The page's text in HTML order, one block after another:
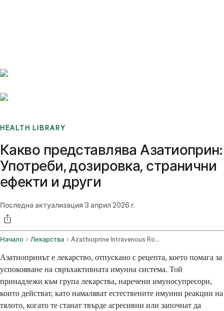
HEALTH LIBRARY
Какво представлява Азатиоприн:
Употреби, дозировка, странични
ефекти и други
Последна актуализация 3 април 2026 г.
Начало Лекарства Azathioprine Intravenous Route
Азатиопринът е лекарство, отпускано с рецепта, което помага за
успокояване на свръхактивната имунна система. Той
принадлежи към група лекарства, наречени имуносупресори,
които действат, като намаляват естествените имунни реакции на
тялото, когато те станат твърде агресивни или започнат да